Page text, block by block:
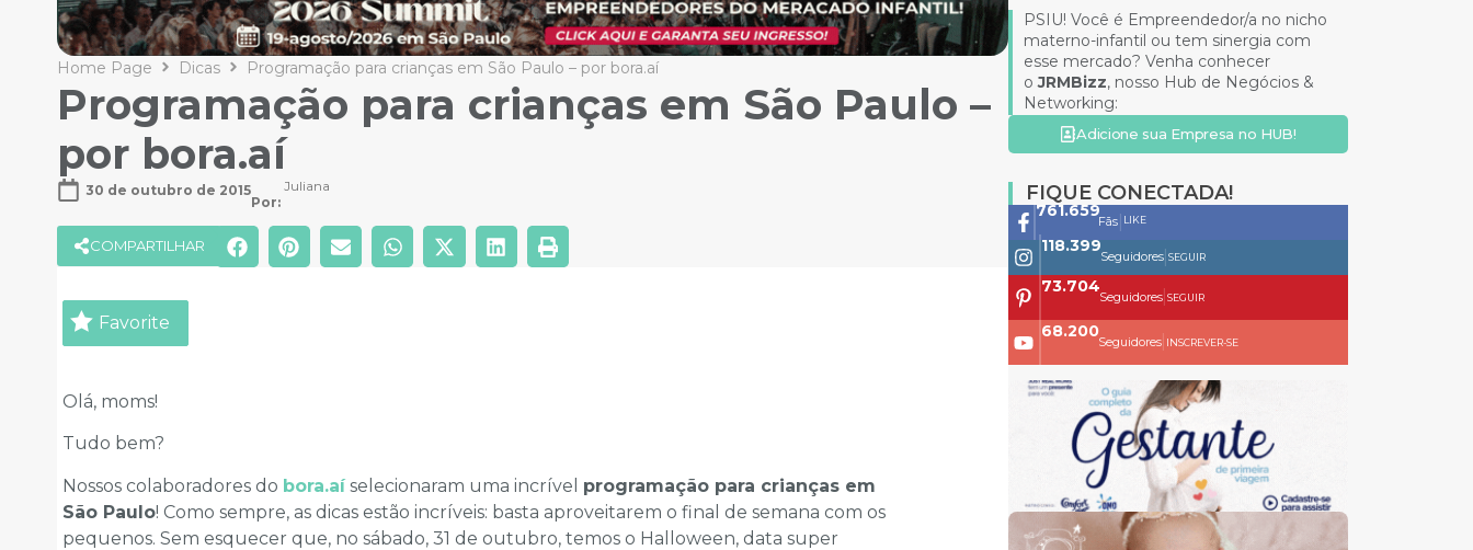
Home Page Dicas Programação para crianças em São Paulo – por bora.aí
Programação para crianças em São Paulo –
por bora.aí
30 de outubro de 2015
Por:
Juliana
COMPARTILHAR
Favorite
Olá, moms!
Tudo bem?
Nossos colaboradores do bora.aíselecionaram uma incrível programação para crianças em
São Paulo! Como sempre, as dicas estão incríveis: basta aproveitarem o final de semana com os
pequenos. Sem esquecer que, no sábado, 31 de outubro, temos o Halloween, data super
PSIU! Você é Empreendedor/a no nicho
materno-infantil ou tem sinergia com
esse mercado? Venha conhecer
oJRMBizz, nosso Hub de Negócios &
Networking:
Adicione sua Empresa no HUB!
FIQUE CONECTADA!
761.659
Fãs LIKE
118.399
Seguidores| SEGUIR
73.704
Seguidores| SEGUIR
68.200
Seguidores| INSCREVER-SE